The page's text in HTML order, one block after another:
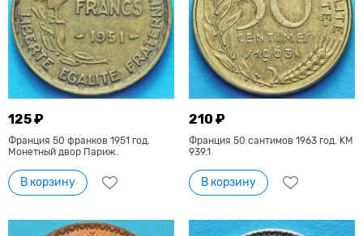
125 ₽
Франция 50 франков 1951 год.
Монетный двор Париж.
В корзину
210 ₽
Франция 50 сантимов 1963 год. KM
939.1
В корзину